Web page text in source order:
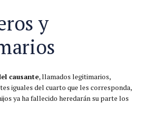
y
causante, llamados legitimarios,
iguales del cuarto que les corresponda,
ya ha fallecido heredarán su parte los